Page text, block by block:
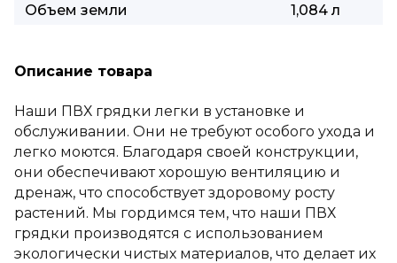
Объем земли 1,084 л
Описание товара
Наши ПВХ грядки легки в установке и
обслуживании. Они не требуют особого ухода и
легко моются. Благодаря своей конструкции,
они обеспечивают хорошую вентиляцию и
дренаж, что способствует здоровому росту
растений. Мы гордимся тем, что наши ПВХ
грядки производятся с использованием
экологически чистых материалов, что делает их